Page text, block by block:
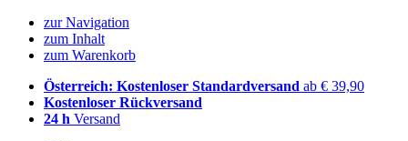
zur Navigation
zum Inhalt
zum Warenkorb
Österreich: Kostenloser Standardversand ab € 39,90
Kostenloser Rückversand
24 h Versand